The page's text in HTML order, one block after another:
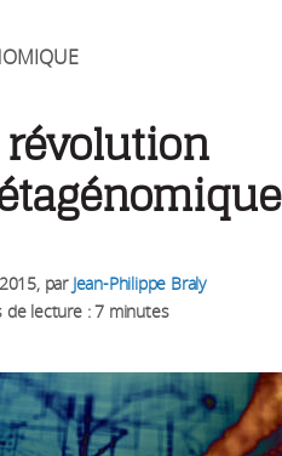
révolution
, par Jean-Philippe Braly
de lecture : 7 minutes